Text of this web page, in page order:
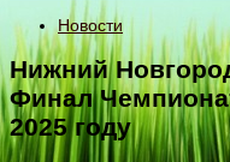
Новости
Нижний
Финал
2025 году